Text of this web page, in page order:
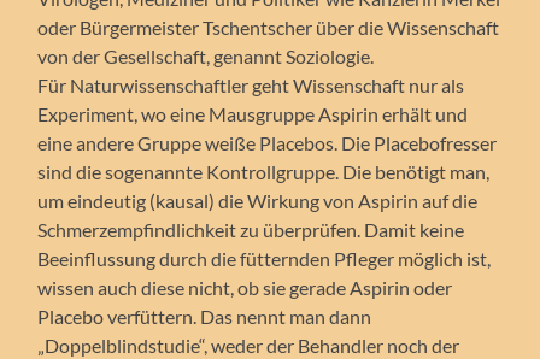
oder Bürgermeister Tschentscher über die Wissenschaft
von der Gesellschaft, genannt Soziologie.
Für Naturwissenschaftler geht Wissenschaft nur als
Experiment, wo eine Mausgruppe Aspirin erhält und
eine andere Gruppe weiße Placebos. Die Placebofresser
sind die sogenannte Kontrollgruppe. Die benötigt man,
um eindeutig (kausal) die Wirkung von Aspirin auf die
Schmerzempfindlichkeit zu überprüfen. Damit keine
Beeinflussung durch die fütternden Pfleger möglich ist,
wissen auch diese nicht, ob sie gerade Aspirin oder
Placebo verfüttern. Das nennt man dann
„Doppelblindstudie“, weder der Behandler noch der